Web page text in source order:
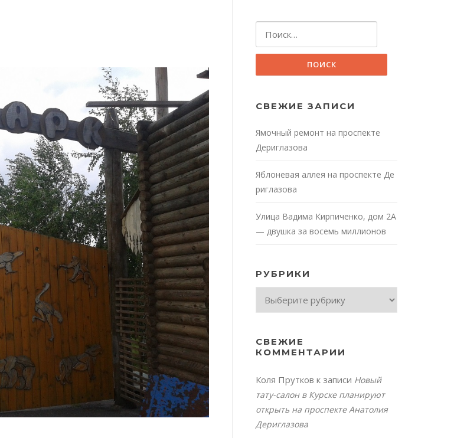
СВЕЖИЕ ЗАПИСИ
Ямочный ремонт на проспекте
Дериглазова
Яблоневая аллея на проспекте Де
риглазова
Улица Вадима Кирпиченко, дом 2А
— двушка за восемь миллионов
РУБРИКИ
СВЕЖИЕ
КОММЕНТАРИИ
Коля Прутков к записи Новый
тату-салон в Курске планируют
открыть на проспекте Анатолия
Дериглазова